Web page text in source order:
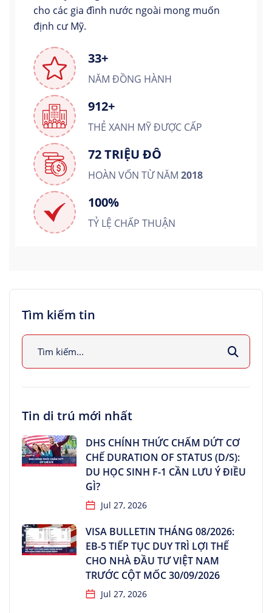
cho các gia đình nước ngoài mong muốn
định cư Mỹ.
33+
NĂM ĐỒNG HÀNH
912+
THẺ XANH MỸ ĐƯỢC CẤP
72 TRIỆU ĐÔ
HOÀN VỐN TỪ NĂM 2018
100%
TỶ LỆ CHẤP THUẬN
Tìm kiếm tin
Tin di trú mới nhất
DHS CHÍNH THỨC CHẤM DỨT CƠ
CHẾ DURATION OF STATUS (D/S):
DU HỌC SINH F-1 CẦN LƯU Ý ĐIỀU
GÌ?
Jul 27, 2026
VISA BULLETIN THÁNG 08/2026:
EB-5 TIẾP TỤC DUY TRÌ LỢI THẾ
CHO NHÀ ĐẦU TƯ VIỆT NAM
TRƯỚC CỘT MỐC 30/09/2026
Jul 27, 2026